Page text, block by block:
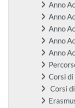
Anno
Anno
Anno
Anno
Anno
Corsi
Corsi